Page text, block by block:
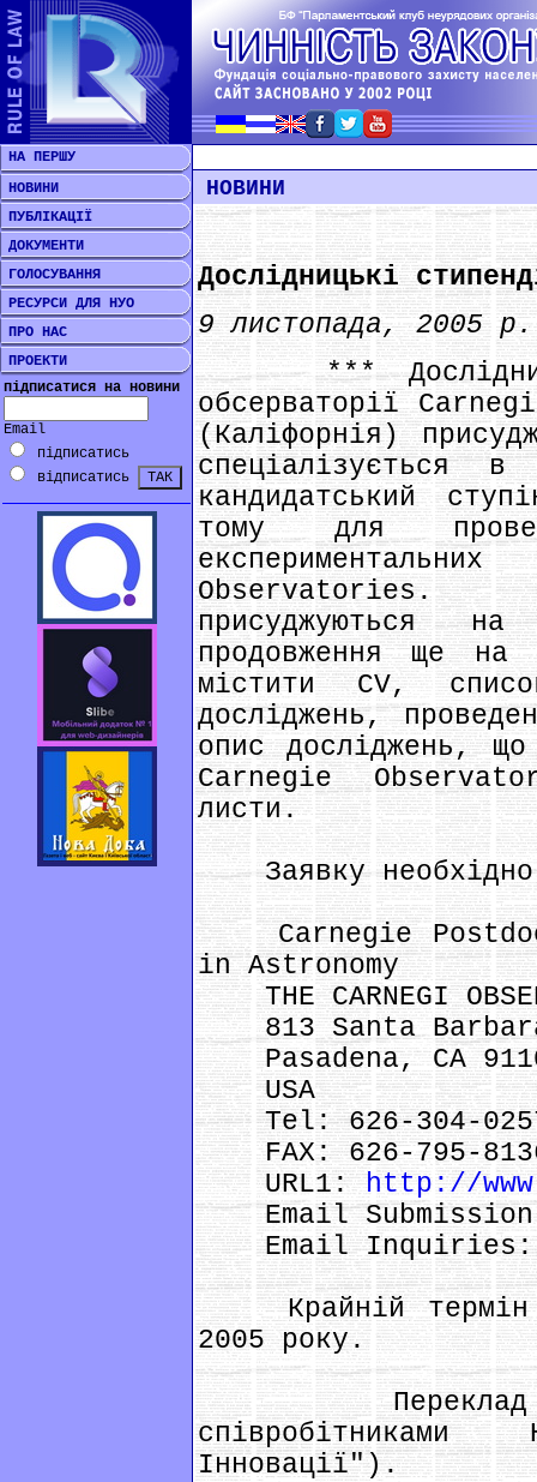
НА ПЕРШУ
НОВИНИ
ПУБЛІКАЦІЇ
ДОКУМЕНТИ
ГОЛОСУВАННЯ
РЕСУРСИ ДЛЯ НУО
ПРО НАС
ПРОЕКТИ
підписатися на новини
Email
підписатись
відписатись
НОВИНИ
Дослідницькі
9 листопада, 2005 р.
***
обсерваторії
(Каліфорнія)
спеціалізується
кандидатський
тому для
Observatorіes.
присуджуються
продовження ще на
містити CV,
досліджень,
опис досліджень, що
Carnegіe
листи.
Заявку необхідно
Carnegіe
іn Astronomy
THE CARNEGІ
813 Santa
Pasadena, CA
USA
Tel: 626-304-
FAX: 626-795-
URL1:http://
Emaіl
Emaіl
Крайній термін
2005 року.
Переклад
Інновації").